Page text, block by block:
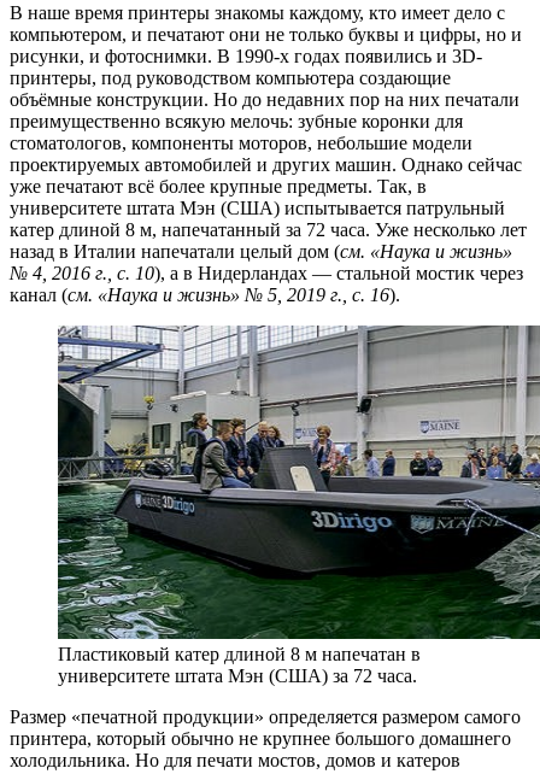
В наше время принтеры знакомы каждому, кто имеет дело с
компьютером, и печатают они не только буквы и цифры, но и
рисунки, и фотоснимки. В 1990-х годах появились и 3D-
принтеры, под руководством компьютера создающие
объёмные конструкции. Но до недавних пор на них печатали
преимущественно всякую мелочь: зубные коронки для
стоматологов, компоненты моторов, небольшие модели
проектируемых автомобилей и других машин. Однако сейчас
уже печатают всё более крупные предметы. Так, в
университете штата Мэн (США) испытывается патрульный
катер длиной 8 м, напечатанный за 72 часа. Уже несколько лет
назад в Италии напечатали целый дом (см. «Наука и жизнь»
№ 4, 2016 г., с. 10), а в Нидерландах — стальной мостик через
канал (см. «Наука и жизнь» № 5, 2019 г., с. 16).
Пластиковый катер длиной 8 м напечатан в
университете штата Мэн (США) за 72 часа.
Размер «печатной продукции» определяется размером самого
принтера, который обычно не крупнее большого домашнего
холодильника. Но для печати мостов, домов и катеров